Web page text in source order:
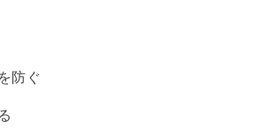
防ぐ